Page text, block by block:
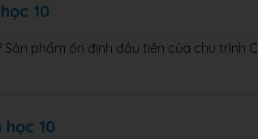
10
phẩm ổn định đầu tiên của chu trình C
10